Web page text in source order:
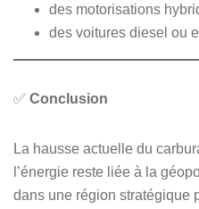
des motorisations
des voitures diesel ou
✅ Conclusion
La hausse actuelle du
l’énergie reste liée à la
dans une région stratégique